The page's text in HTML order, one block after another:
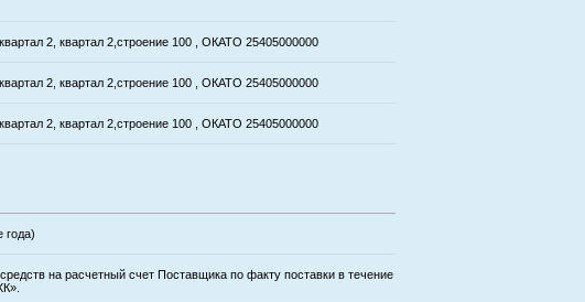
2, квартал 2,строение 100 , ОКАТО 25405000000
2, квартал 2,строение 100 , ОКАТО 25405000000
2, квартал 2,строение 100 , ОКАТО 25405000000
года)
на расчетный счет Поставщика по факту поставки в течение